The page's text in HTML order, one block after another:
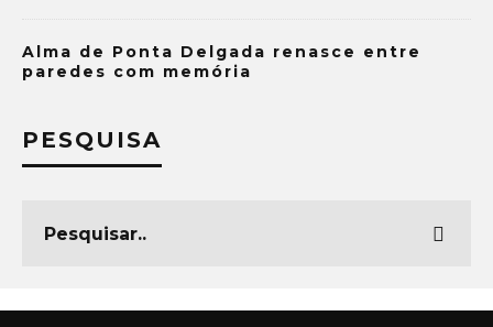
Alma de Ponta Delgada renasce entre
paredes com memória
PESQUISA